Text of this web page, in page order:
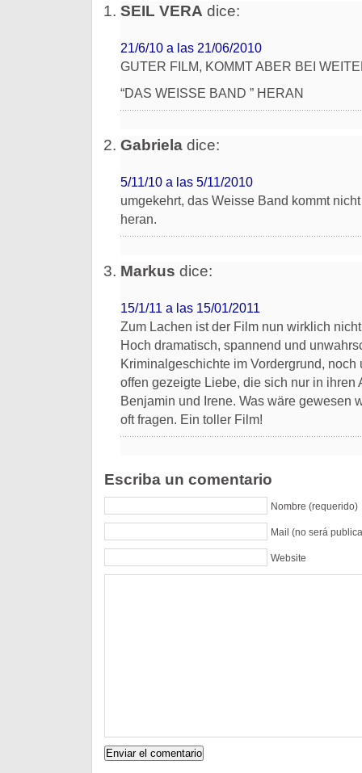
SEIL VERA dice:
21/6/10 a las 21/06/2010
GUTER FILM, KOMMT ABER BEI
“DAS WEISSE BAND ” HERAN
Gabrieladice:
5/11/10 a las 5/11/2010
umgekehrt, das Weisse Band kommt
heran.
Markus dice:
15/1/11 a las 15/01/2011
Zum Lachen ist der Film nun wirklich
Hoch dramatisch, spannend und
Kriminalgeschichte im Vordergrund,
offen gezeigte Liebe, die sich nur in ihren
Benjamin und Irene. Was wäre gewesen
oft fragen. Ein toller Film!
Escriba un comentario
Nombre (requerido)
Mail (no será
Website